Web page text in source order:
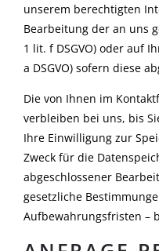
unserem berechtigten
Bearbeitung der an uns
1 lit. f DSGVO) oder auf
a DSGVO) sofern diese
Die von Ihnen im
verbleiben bei uns, bis
Ihre Einwilligung zur
Zweck für die
abgeschlossener
gesetzliche
Aufbewahrungsfristen –